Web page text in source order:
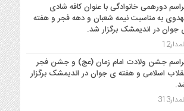
دورهمی خانوادگی با عنوان کافه شادی
به مناسبت نیمه شعبان و دهه فجر و هفته
جوان در اندیمشک برگزار شد.
جشن ولادت امام زمان (عج) و جشن فجر
اسلامی و هفته ی جوان در اندیمشک برگزار